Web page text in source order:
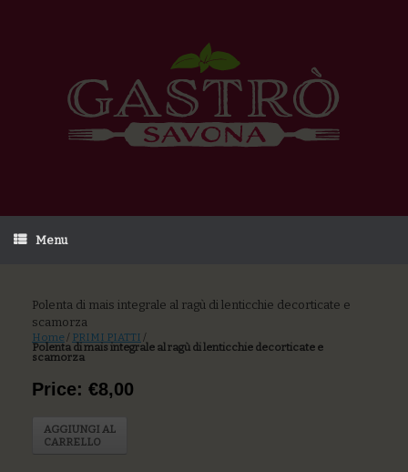
Menu
Polenta di mais integrale al ragù di lenticchie decorticate e
scamorza
Home / PRIMI PIATTI /
Polenta di mais integrale al ragù di lenticchie decorticate e
scamorza
Price: €8,00
AGGIUNGI AL
CARRELLO